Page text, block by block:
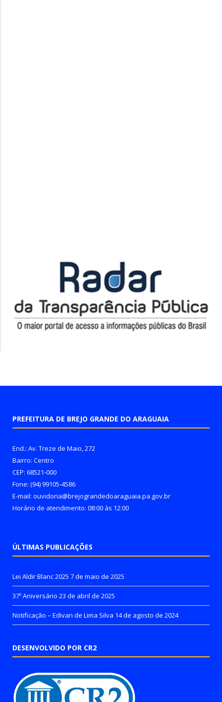
PREFEITURA DE BREJO GRANDE DO ARAGUAIA
End.: Av. Treze de Maio, 272
Bairro: Centro
CEP: 68521-000
Fone: (94) 99105-4586
E-mail: ouvidoria@brejograndedoaraguaia.pa.gov.br
Horário de atendimento: 08:00 às 12:00
ÚLTIMAS PUBLICAÇÕES
Lei Aldir Blanc 2025 7 de maio de 2025
37º Aniversário 23 de abril de 2025
Notificação – Edivan de Lima Silva 14 de agosto de 2024
DESENVOLVIDO POR CR2